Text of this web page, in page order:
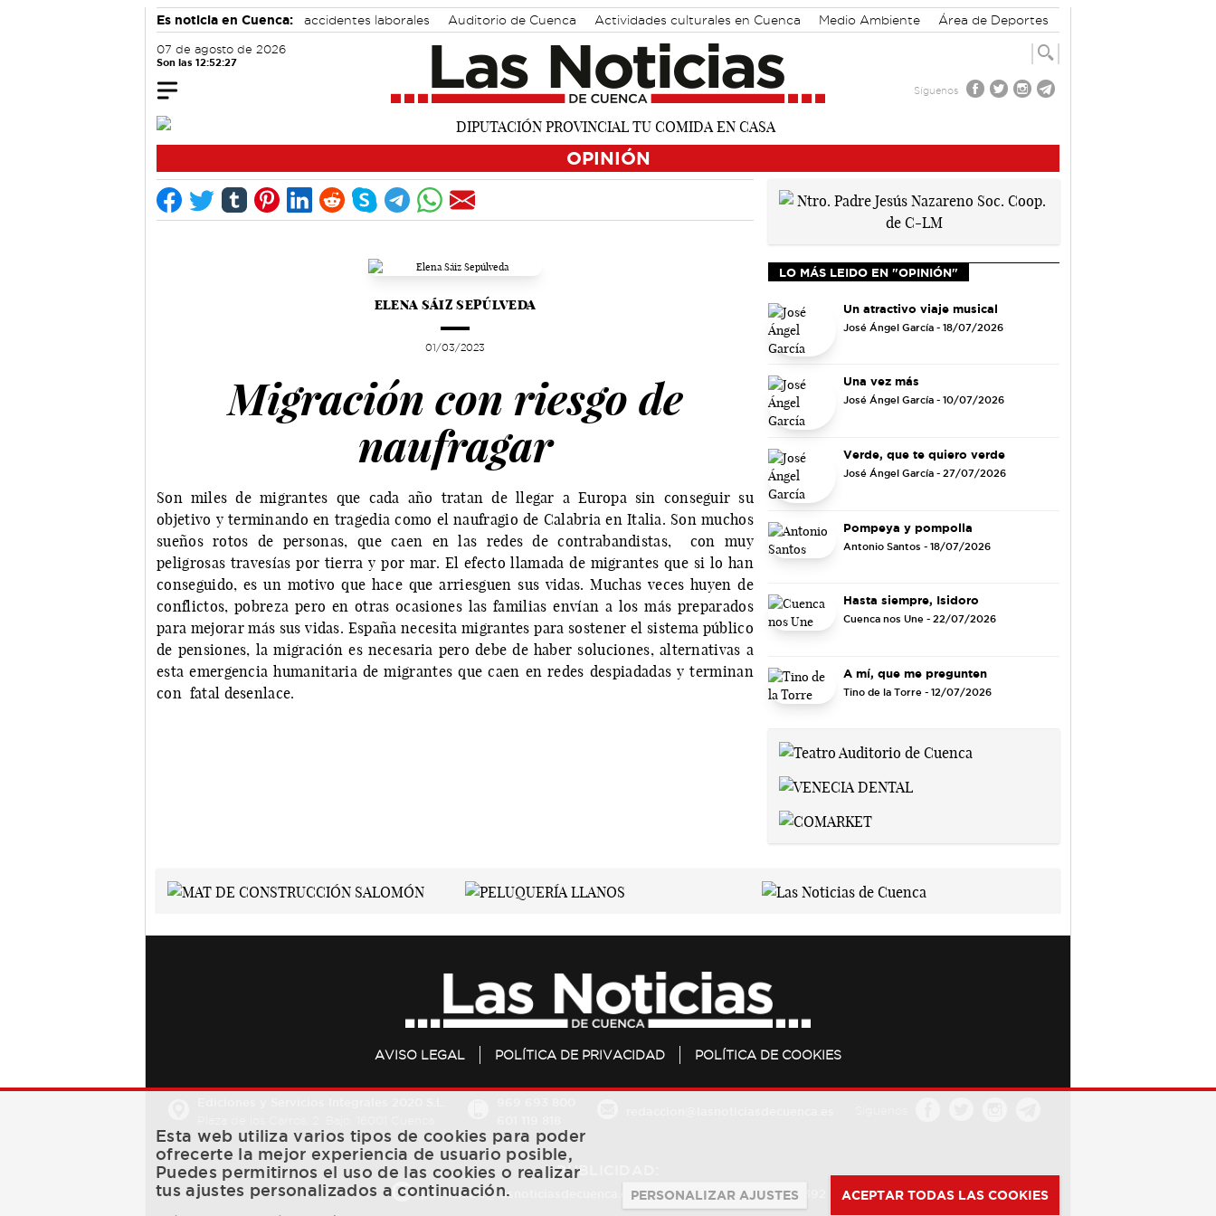
Es noticia en Cuenca: accidentes laborales Auditorio de Cuenca Actividades culturales en Cuenca Medio Ambiente
Área de Deportes
07 de agosto de 2026
Son las 12:52:27
Síguenos
OPINIÓN
ELENA SÁIZ SEPÚLVEDA
01/03/2023
Migración con riesgo de
naufragar
Son miles de migrantes que cada año tratan de llegar a Europa sin conseguir su
objetivo y terminando en tragedia como el naufragio de Calabria en Italia. Son muchos
sueños rotos de personas, que caen en las redes de contrabandistas, con muy
peligrosas travesías por tierra y por mar. El efecto llamada de migrantes que si lo han
conseguido, es un motivo que hace que arriesguen sus vidas. Muchas veces huyen de
conflictos, pobreza pero en otras ocasiones las familias envían a los más preparados
para mejorar más sus vidas. España necesita migrantes para sostener el sistema público
de pensiones, la migración es necesaria pero debe de haber soluciones, alternativas a
esta emergencia humanitaria de migrantes que caen en redes despiadadas y terminan
con fatal desenlace.
LO MÁS LEIDO EN "OPINIÓN"
Un atractivo viaje musical
José Ángel García- 18/07/2026
Una vez más
José Ángel García- 10/07/2026
Verde, que te quiero verde
José Ángel García- 27/07/2026
Pompeya y pompolla
Antonio Santos - 18/07/2026
Hasta siempre, Isidoro
Cuenca nos Une- 22/07/2026
A mí, que me pregunten
Tino de la Torre- 12/07/2026
AVISO LEGAL POLÍTICA DE PRIVACIDAD POLÍTICA DE COOKIES
PUBLICIDAD:
publicidad@lasnoticiasdecuenca.es 684 126 573 / 670 726 392
Esta web utiliza varios tipos de cookies para poder
ofrecerte la mejor experiencia de usuario posible,
Puedes permitirnos el uso de las cookies o realizar
tus ajustes personalizados a continuación.
PERSONALIZAR AJUSTES ACEPTAR TODAS LAS COOKIES